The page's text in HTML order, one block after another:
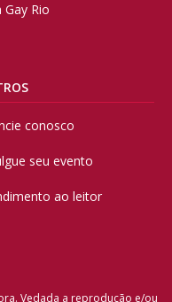
Gay Rio
conosco
seu evento
ao leitor
Vedada a reprodução e/ou